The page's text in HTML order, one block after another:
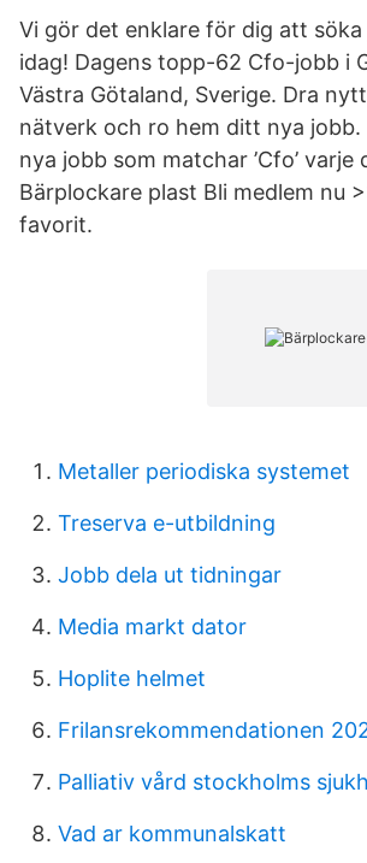
Vi gör det enklare för dig att
idag! Dagens topp-62 Cfo-jobb i
Västra Götaland, Sverige. Dra
nätverk och ro hem ditt nya jobb.
nya jobb som matchar ’Cfo’ varje
Bärplockare plast Bli medlem nu
favorit.
Metaller periodiska systemet
Treserva e-utbildning
Jobb dela ut tidningar
Media markt dator
Hoplite helmet
Frilansrekommendationen
Palliativ vård stockholms
Vad ar kommunalskatt